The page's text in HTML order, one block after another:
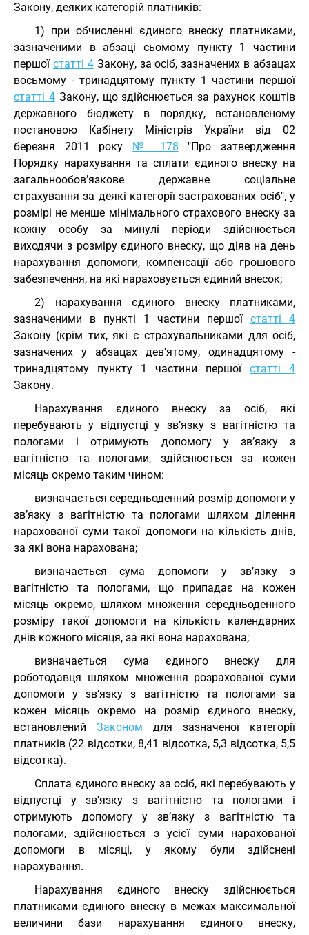
Закону, деяких категорій платників:
1) при обчисленні єдиного внеску платниками,
зазначеними в абзаці сьомому пункту 1 частини
першої статті 4Закону, за осіб, зазначених в абзацах
восьмому - тринадцятому пункту 1 частини першої
статті 4Закону, що здійснюється за рахунок коштів
державного бюджету в порядку, встановленому
постановою Кабінету Міністрів України від 02
березня 2011 року № 178 "Про затвердження
Порядку нарахування та сплати єдиного внеску на
загальнообов’язкове державне соціальне
страхування за деякі категорії застрахованих осіб", у
розмірі не менше мінімального страхового внеску за
кожну особу за минулі періоди здійснюється
виходячи з розміру єдиного внеску, що діяв на день
нарахування допомоги, компенсації або грошового
забезпечення, на які нараховується єдиний внесок;
2) нарахування єдиного внеску платниками,
зазначеними в пункті 1 частини першої статті 4
Закону (крім тих, які є страхувальниками для осіб,
зазначених у абзацах дев’ятому, одинадцятому -
тринадцятому пункту 1 частини першої статті 4
Закону.
Нарахування єдиного внеску за осіб, які
перебувають у відпустці у зв’язку з вагітністю та
пологами і отримують допомогу у зв’язку з
вагітністю та пологами, здійснюється за кожен
місяць окремо таким чином:
визначається середньоденний розмір допомоги у
зв’язку з вагітністю та пологами шляхом ділення
нарахованої суми такої допомоги на кількість днів,
за які вона нарахована;
визначається сума допомоги у зв’язку з
вагітністю та пологами, що припадає на кожен
місяць окремо, шляхом множення середньоденного
розміру такої допомоги на кількість календарних
днів кожного місяця, за які вона нарахована;
визначається сума єдиного внеску для
роботодавця шляхом множення розрахованої суми
допомоги у зв’язку з вагітністю та пологами за
кожен місяць окремо на розмір єдиного внеску,
встановлений Законом для зазначеної категорії
платників (22 відсотки, 8,41 відсотка, 5,3 відсотка, 5,5
відсотка).
Сплата єдиного внеску за осіб, які перебувають у
відпустці у зв’язку з вагітністю та пологами і
отримують допомогу у зв’язку з вагітністю та
пологами, здійснюється з усієї суми нарахованої
допомоги в місяці, у якому були здійснені
нарахування.
Нарахування єдиного внеску здійснюється
платниками єдиного внеску в межах максимальної
величини бази нарахування єдиного внеску,